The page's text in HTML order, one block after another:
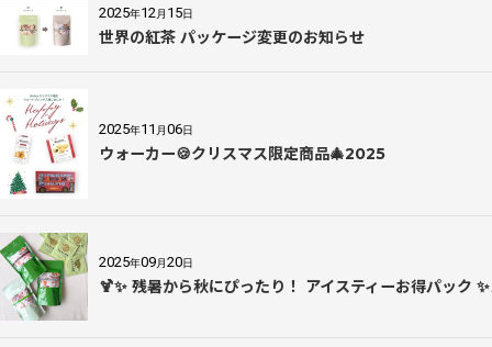
2025年12 月 15日
世界の紅茶 パッケージ変更のお知らせ
2025年11 月06日
ウォーカー🍪クリスマス限定商品🎄2025
2025年09月20日
🍹✨ 残暑から秋にぴったり！ アイスティーお得パック